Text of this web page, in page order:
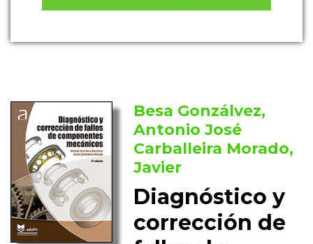
Besa Gonzálvez,
Antonio José
Carballeira Morado,
Javier
Diagnóstico y
corrección de